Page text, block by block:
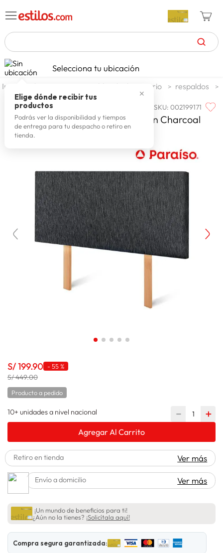
TÉRMINOS MÁS BUSCADOS
1. zapatillas mujer
2. celulares
3. zapatillas hombre
4. zapatillas
spiderman
laptop
terrex
10 lavadora
Selecciona tu ubicación
✕
Elige dónde recibir tus
productos
Podrás ver la disponibilidad y tiempos
de entrega para tu despacho o retiro en
tienda.
dormitorio muebles de dormitorio respaldos
PARAISO SKU:002199171
Paraiso Cabecera Premium Queen Charcoal
S/199.90 - 55 %
S/ 449.00
Producto a pedido
10+ unidades a nivel nacional ＋
－
Agregar Al Carrito
Retiro en tienda Ver más
Envío a domicilio Ver más
¡Un mundo de beneficios para ti!
¿Aún no la tienes? ¡Solicítala aquí!
Compra segura garantizada: